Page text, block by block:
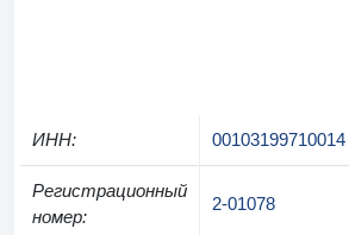
ИНН: 00103199710014
Регистрационный
номер:
2-01078